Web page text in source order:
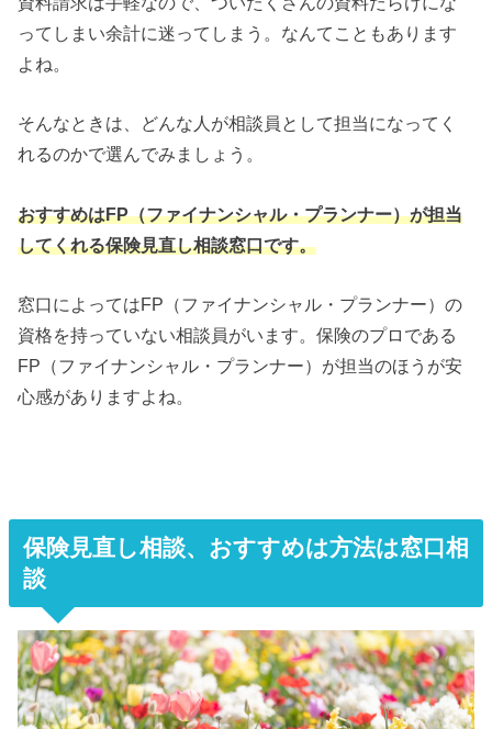
ってしまい余計に迷ってしまう。なんてこともあります
よね。
そんなときは、どんな人が相談員として担当になってく
れるのかで選んでみましょう。
おすすめはFP（ファイナンシャル・プランナー）が担当
してくれる保険見直し相談窓口です。
窓口によってはFP（ファイナンシャル・プランナー）の
資格を持っていない相談員がいます。保険のプロである
FP（ファイナンシャル・プランナー）が担当のほうが安
心感がありますよね。
保険見直し相談、おすすめは方法は窓口相
談